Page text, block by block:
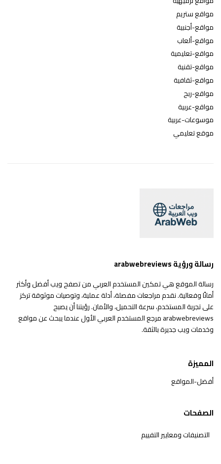
مواقع ستريم
مواقع-أجنبية
مواقع-ألعاب
مواقع-تعليمية
مواقع-تقنية
مواقع-ثقافية
مواقع-ربح
مواقع-عربية
موسوعات-عربية
موقع تعليمي
رسالة ورؤية arabwebreviews
رسالة الموقع هي تمكين المستخدم العربي من تصفح ويب أفضل وأكثر
أمانًا وفعالية. نقدم مراجعات مفصلة، أدلة عملية، وتوصيات موثوقة تركز
على تجربة المستخدم، سرعة التحميل، والأمان. رؤيتنا أن يصبح
arabwebreviews مرجع المستخدم العربي الأول عندما يبحث عن مواقع
وخدمات ويب جديرة بالثقة.
المميزة
أفضل-المواقع
الصفحات
التصنيفات ومعايير التفييم